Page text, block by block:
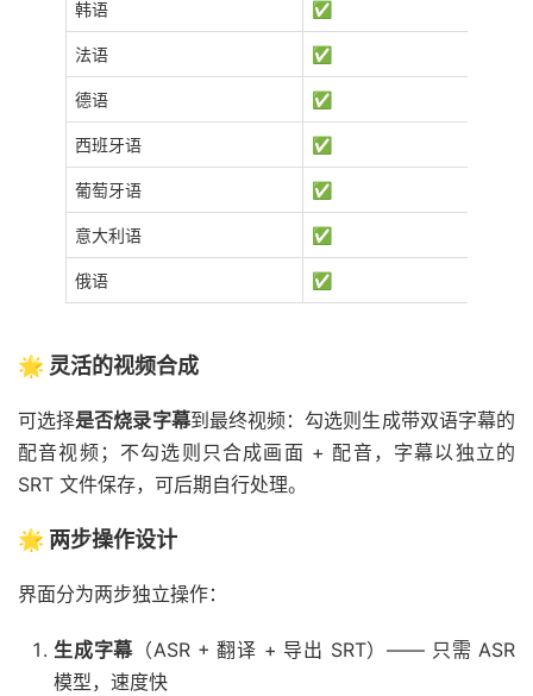
韩语 ✅
法语 ✅
德语 ✅
西班牙语 ✅
葡萄牙语 ✅
意大利语 ✅
俄语 ✅
🌟 灵活的视频合成
可选择是否烧录字幕到最终视频：勾选则生成带双语字幕的
配音视频；不勾选则只合成画面 + 配音，字幕以独立的
SRT 文件保存，可后期自行处理。
🌟 两步操作设计
界面分为两步独立操作：
生成字幕 （ASR + 翻译 + 导出 SRT）—— 只需 ASR
模型，速度快